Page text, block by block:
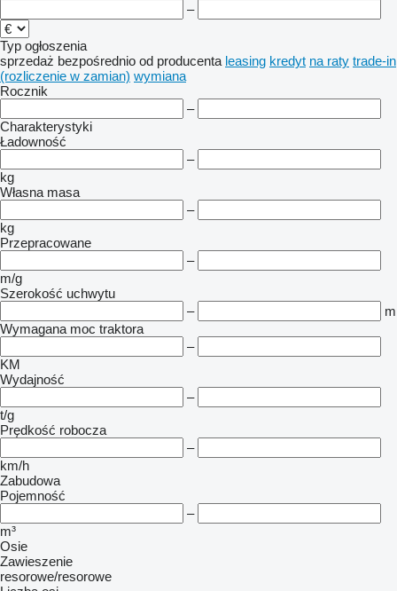
–
Typ ogłoszenia
sprzedaż bezpośrednio od producenta leasing kredyt na raty trade-in
(rozliczenie w zamian) wymiana
Rocznik
–
Charakterystyki
Ładowność
–
kg
Własna masa
–
kg
Przepracowane
–
m/g
Szerokość uchwytu
–
m
Wymagana moc traktora
–
KM
Wydajność
–
t/g
Prędkość robocza
–
km/h
Zabudowa
Pojemność
–
m³
Osie
Zawieszenie
resorowe/resorowe